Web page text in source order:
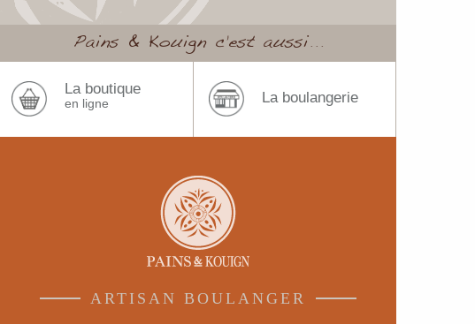
Pains & Kouign c’est aussi...
La boutique
en ligne La boulangerie
ARTISAN BOULANGER